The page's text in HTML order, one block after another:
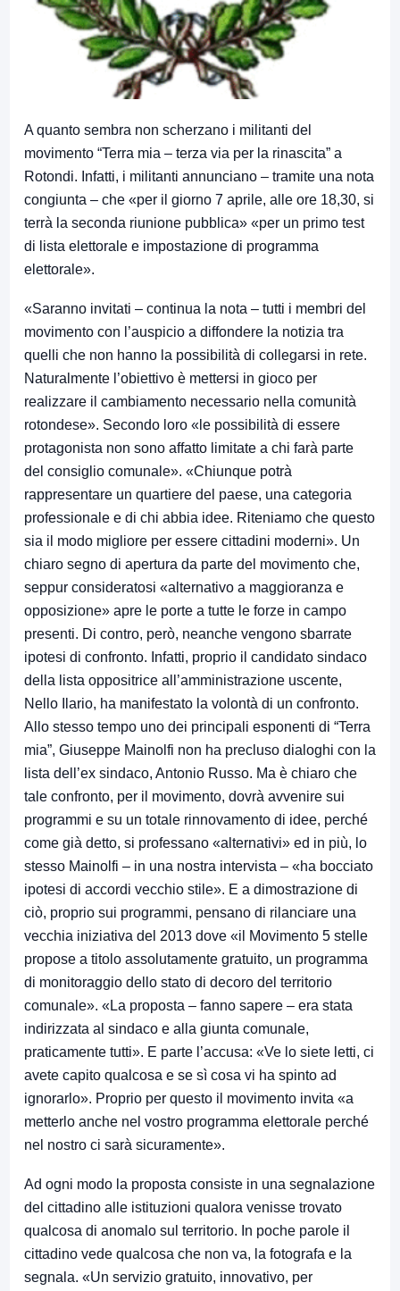
A quanto sembra non scherzano i militanti del
movimento “Terra mia – terza via per la rinascita” a
Rotondi. Infatti, i militanti annunciano – tramite una nota
congiunta – che «per il giorno 7 aprile, alle ore 18,30, si
terrà la seconda riunione pubblica» «per un primo test
di lista elettorale e impostazione di programma
elettorale».
«Saranno invitati – continua la nota – tutti i membri del
movimento con l’auspicio a diffondere la notizia tra
quelli che non hanno la possibilità di collegarsi in rete.
Naturalmente l’obiettivo è mettersi in gioco per
realizzare il cambiamento necessario nella comunità
rotondese». Secondo loro «le possibilità di essere
protagonista non sono affatto limitate a chi farà parte
del consiglio comunale». «Chiunque potrà
rappresentare un quartiere del paese, una categoria
professionale e di chi abbia idee. Riteniamo che questo
sia il modo migliore per essere cittadini moderni». Un
chiaro segno di apertura da parte del movimento che,
seppur consideratosi «alternativo a maggioranza e
opposizione» apre le porte a tutte le forze in campo
presenti. Di contro, però, neanche vengono sbarrate
ipotesi di confronto. Infatti, proprio il candidato sindaco
della lista oppositrice all’amministrazione uscente,
Nello Ilario, ha manifestato la volontà di un confronto.
Allo stesso tempo uno dei principali esponenti di “Terra
mia”, Giuseppe Mainolfi non ha precluso dialoghi con la
lista dell’ex sindaco, Antonio Russo. Ma è chiaro che
tale confronto, per il movimento, dovrà avvenire sui
programmi e su un totale rinnovamento di idee, perché
come già detto, si professano «alternativi» ed in più, lo
stesso Mainolfi – in una nostra intervista – «ha bocciato
ipotesi di accordi vecchio stile». E a dimostrazione di
ciò, proprio sui programmi, pensano di rilanciare una
vecchia iniziativa del 2013 dove «il Movimento 5 stelle
propose a titolo assolutamente gratuito, un programma
di monitoraggio dello stato di decoro del territorio
comunale». «La proposta – fanno sapere – era stata
indirizzata al sindaco e alla giunta comunale,
praticamente tutti». E parte l’accusa: «Ve lo siete letti, ci
avete capito qualcosa e se sì cosa vi ha spinto ad
ignorarlo». Proprio per questo il movimento invita «a
metterlo anche nel vostro programma elettorale perché
nel nostro ci sarà sicuramente».
Ad ogni modo la proposta consiste in una segnalazione
del cittadino alle istituzioni qualora venisse trovato
qualcosa di anomalo sul territorio. In poche parole il
cittadino vede qualcosa che non va, la fotografa e la
segnala. «Un servizio gratuito, innovativo, per